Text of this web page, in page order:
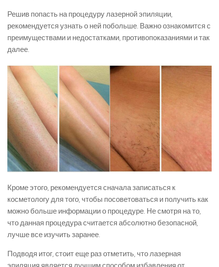
Решив попасть на процедуру лазерной эпиляции,
рекомендуется узнать о ней побольше. Важно ознакомится с
преимуществами и недостатками, противопоказаниями и так
далее.
Кроме этого, рекомендуется сначала записаться к
косметологу для того, чтобы посоветоваться и получить как
можно больше информации о процедуре. Не смотря на то,
что данная процедура считается абсолютно безопасной,
лучше все изучить заранее.
Подводя итог, стоит еще раз отметить, что лазерная